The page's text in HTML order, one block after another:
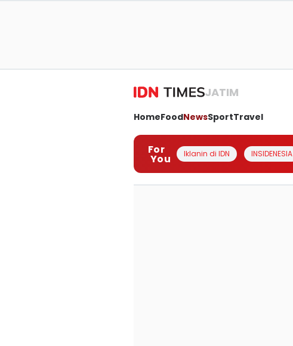
JATIM
HomeFoodNewsSportTravel
For
You Iklanin di IDN INSIDENESIA